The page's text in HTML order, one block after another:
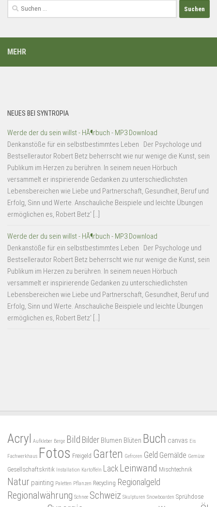
Suchen
nach:
MEHR
NEUES BEI SYNTROPIA
Werde der du sein willst - HÃ¶rbuch - MP3 Download
Denkanstöße für ein selbstbestimmtes Leben Der Psychologe und
Bestsellerautor Robert Betz beherrscht wie nur wenige die Kunst, sein
Publikum im Herzen zu berühren. In seinem neuen Hörbuch
versammelt er inspirierende Gedanken zu unterschiedlichsten
Lebensbereichen wie Liebe und Partnerschaft, Gesundheit, Beruf und
Erfolg, Sinn und Werte. Anschauliche Beispiele und leichte Übungen
ermöglichen es, Robert Betz' […]
Werde der du sein willst - HÃ¶rbuch - MP3 Download
Denkanstöße für ein selbstbestimmtes Leben Der Psychologe und
Bestsellerautor Robert Betz beherrscht wie nur wenige die Kunst, sein
Publikum im Herzen zu berühren. In seinem neuen Hörbuch
versammelt er inspirierende Gedanken zu unterschiedlichsten
Lebensbereichen wie Liebe und Partnerschaft, Gesundheit, Beruf und
Erfolg, Sinn und Werte. Anschauliche Beispiele und leichte Übungen
ermöglichen es, Robert Betz' […]
Acryl Aufkleber Berge Bild Bilder Blumen Blüten Buch canvas Eis
Fachwerkhaus Fotos Freigeld Garten Gefroren Geld Gemälde Gemüse
Gesellschaftskritik Installation Kartoffeln Lack Leinwand Mischtechnik
Natur painting Paletten Pflanzen Recycling Regionalgeld
Regionalwährung Schnee Schweiz Skulpturen Snowboarden Sprühdose